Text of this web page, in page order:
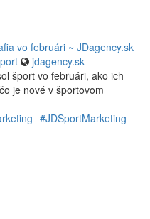
vo februári ~ JDagency.sk
jdagency.sk
šport vo februári, ako ich
je nové v športovom
#JDSportMarketing